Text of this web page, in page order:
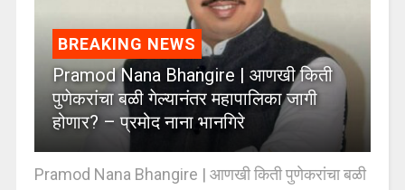
BREAKING NEWS
Pramod Nana Bhangire | आणखी किती
पुणेकरांचा बळी गेल्यानंतर महापालिका जागी
होणार? – प्रमोद नाना भानगिरे
Pramod Nana Bhangire | आणखी किती पुणेकरांचा बळी